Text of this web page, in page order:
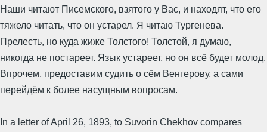
Наши читают Писемского, взятого у Вас, и находят, что его
тяжело читать, что он устарел. Я читаю Тургенева.
Прелесть, но куда жиже Толстого! Толстой, я думаю,
никогда не постареет. Язык устареет, но он всё будет молод.
Впрочем, предоставим судить о сём Венгерову, а сами
перейдём к более насущным вопросам.
In a letter of April 26, 1893, to Suvorin Chekhov compares